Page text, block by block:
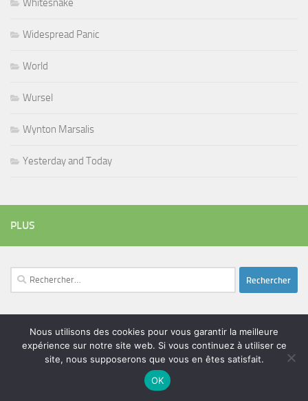
Whitesnake
Widespread Panic
World
Wursel
Wynton Marsalis
Yesterday and Today
PLUS
Rechercher :
ÉTIQUETTES
adam bomb amar sundy batteurbeatles blues blues rock
coltrane
Nous utilisons des cookies pour vous garantir la meilleure
expérience sur notre site web. Si vous continuez à utiliser ce
site, nous supposerons que vous en êtes satisfait.
OK